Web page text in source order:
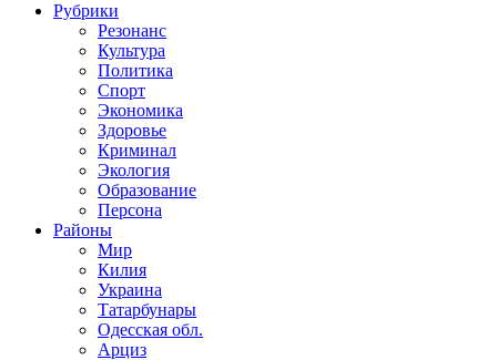
Рубрики
Резонанс
Культура
Политика
Спорт
Экономика
Здоровье
Криминал
Экология
Образование
Персона
Районы
Мир
Килия
Украина
Татарбунары
Одесская обл.
Арциз